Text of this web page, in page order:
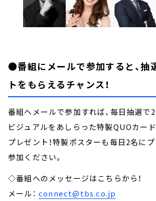
●番組にメールで参加すると、抽
トをもらえるチャンス！
番組へメールで参加すれば、毎日抽選で
ビジュアルをあしらった特製QUOカード
プレゼント！特製ポスターも毎日2名にプ
参加ください。
◇番組へのメッセージはこちらから！
メール：connect@tbs.co.jp